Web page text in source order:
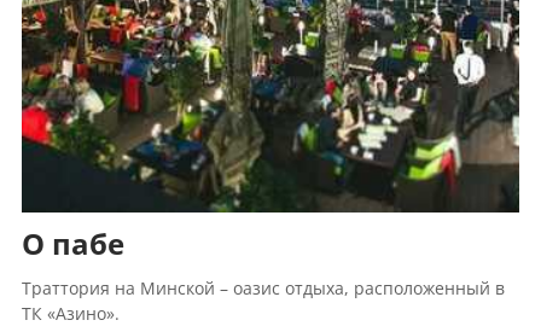
О пабе
Траттория на Минской – оазис отдыха, расположенный в
ТК «Азино».